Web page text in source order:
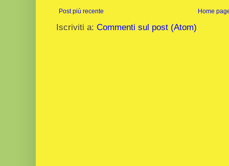
Post più recente Home
Iscriviti a: Commenti sul post (Atom)